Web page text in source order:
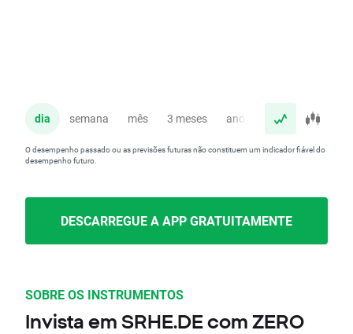
dia semana mês 3 meses ano
O desempenho passado ou as previsões futuras não constituem um indicador fiável do
desempenho futuro.
DESCARREGUE A APP GRATUITAMENTE
SOBRE OS INSTRUMENTOS
Invista em SRHE.DE com ZERO